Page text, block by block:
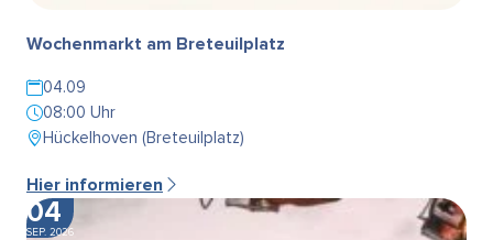
Wochenmarkt am Breteuilplatz
04.09
08:00 Uhr
Hückelhoven (Breteuilplatz)
Hier informieren
04
SEP. 2026